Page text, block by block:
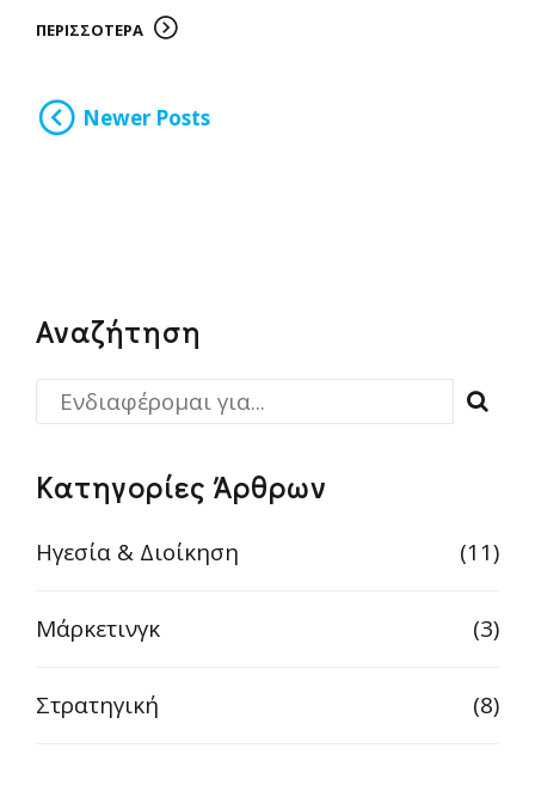
ΠΕΡΙΣΣΟΤΕΡΑ
Newer Posts
Αναζήτηση
Κατηγορίες Άρθρων
Ηγεσία & Διοίκηση (11)
Μάρκετινγκ (3)
Στρατηγική (8)